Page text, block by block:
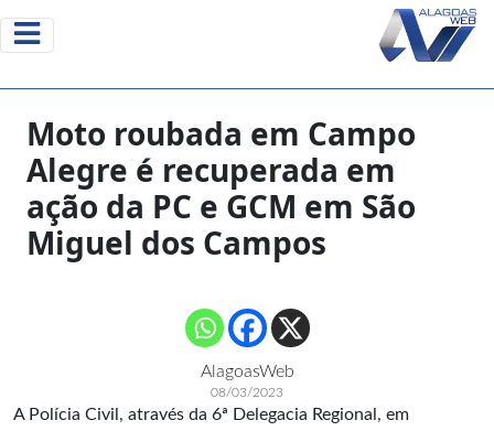
Moto roubada em Campo
Alegre é recuperada em
ação da PC e GCM em São
Miguel dos Campos
AlagoasWeb
08/03/2023
A Polícia Civil, através da 6ª Delegacia Regional, em